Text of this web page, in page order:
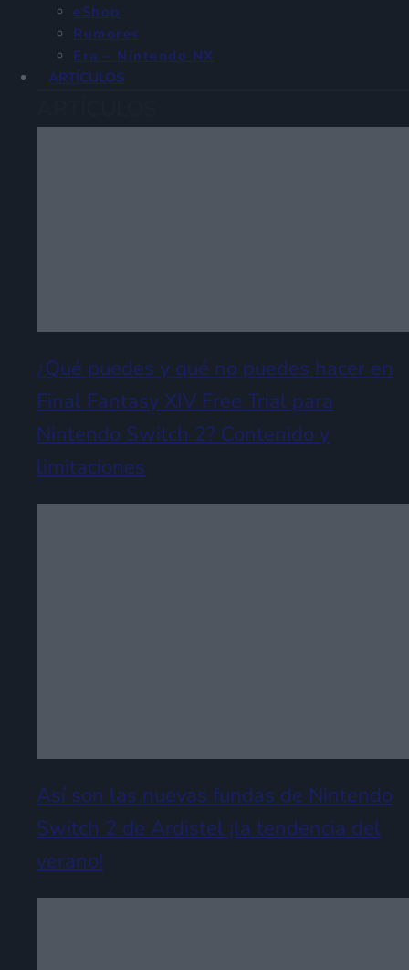
eShop
Rumores
Era – Nintendo NX
ARTÍCULOS
¿Qué puedes y qué no puedes hacer en
Final Fantasy XIV Free Trial para
Nintendo Switch 2? Contenido y
limitaciones
Así son las nuevas fundas de Nintendo
Switch 2 de Ardistel ¡la tendencia del
verano!